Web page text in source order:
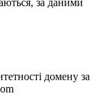
домену за